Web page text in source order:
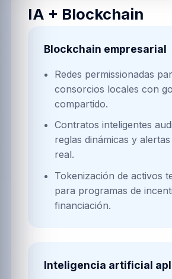
IA + Blockchain
Blockchain empresarial
Redes permissionadas
consorcios locales con
compartido.
Contratos inteligentes
reglas dinámicas y
real.
Tokenización de activos
para programas de
financiación.
Inteligencia artificial